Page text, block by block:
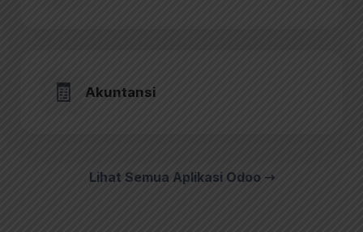
🧾 Akuntansi
Lihat Semua Aplikasi Odoo ➝